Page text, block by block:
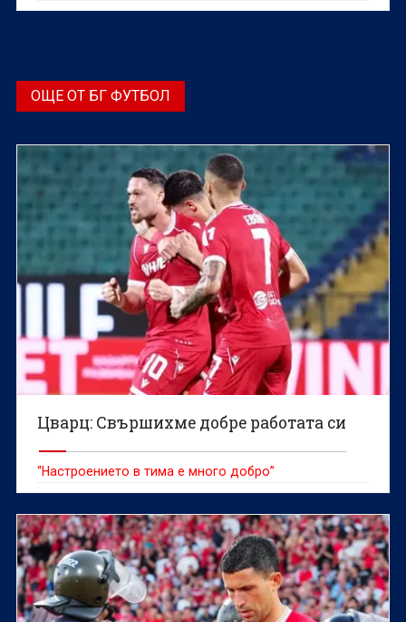
старозагорци, съобщават от клуба на официалната
ОЩЕ ОТ БГ ФУТБОЛ
Цварц: Свършихме добре работата си
“Настроението в тима е много добро”